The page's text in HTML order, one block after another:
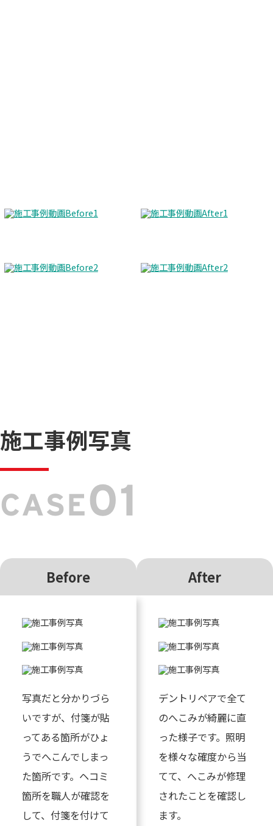
施工事例写真
CASE01
Before
写真だと分かりづら
いですが、付箋が貼
ってある箇所がひょ
うでへこんでしまっ
た箇所です。ヘコミ
箇所を職人が確認を
して、付箋を付けて
After
デントリペアで全て
のへこみが綺麗に直
った様子です。照明
を様々な確度から当
てて、へこみが修理
されたことを確認し
ます。